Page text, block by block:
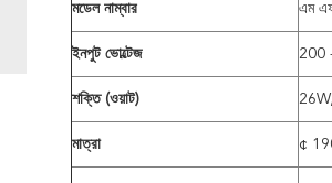
মডেল নাম্বার এম
ইনপুট ভোল্টেজ 200
শক্তি (ওয়াট)
মাত্রা ¢